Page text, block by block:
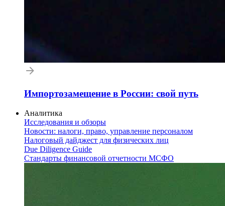
Импортозамещение в России: свой путь
Аналитика
Исследования и обзоры
Новости: налоги, право, управление персоналом
Налоговый дайджест для физических лиц
Due Diligence Guide
Стандарты финансовой отчетности МСФО